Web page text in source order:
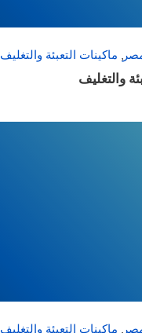
ماكينات التعبئة والتغليف
والتغليف
مصر, ماكينات التعبئة والتغليف